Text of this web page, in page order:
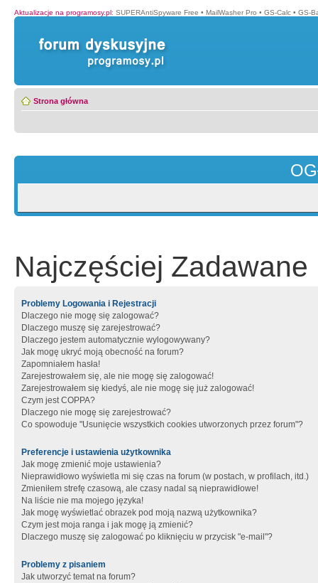
Aktualizacje na programosy.pl: SUPERAntiSpyware Free • MailWasher Pro • GS-Calc • GS-
Strona główna
Najczęściej Zadawane
Problemy Logowania i Rejestracji
Dlaczego nie mogę się zalogować?
Dlaczego muszę się zarejestrować?
Dlaczego jestem automatycznie wylogowywany?
Jak mogę ukryć moją obecność na forum?
Zapomniałem hasła!
Zarejestrowałem się, ale nie mogę się zalogować!
Zarejestrowałem się kiedyś, ale nie mogę się już zalogować!
Czym jest COPPA?
Dlaczego nie mogę się zarejestrować?
Co spowoduje "Usunięcie wszystkich cookies utworzonych przez forum"?
Preferencje i ustawienia użytkownika
Jak mogę zmienić moje ustawienia?
Nieprawidłowo wyświetla mi się czas na forum (w postach, w profilach, itd.)
Zmieniłem strefę czasową, ale czasy nadal są nieprawidłowe!
Na liście nie ma mojego języka!
Jak mogę wyświetlać obrazek pod moją nazwą użytkownika?
Czym jest moja ranga i jak mogę ją zmienić?
Dlaczego muszę się zalogować po kliknięciu w przycisk "e-mail"?
Problemy z pisaniem
Jak utworzyć temat na forum?